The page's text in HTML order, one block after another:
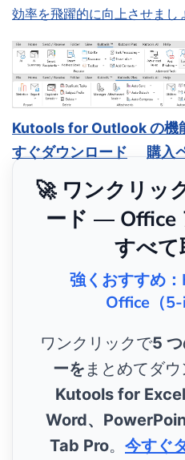
効率を飛躍的に向上させまし
Kutools for Outlook の機
すぐダウンロード
購入
🚀 ワンクリッ
ード — Office
すべて
強くおすすめ
Office（5-
ワンクリックで5
ーを まとめてダ
Kutools for
Word、
Tab Pro。 今すぐ